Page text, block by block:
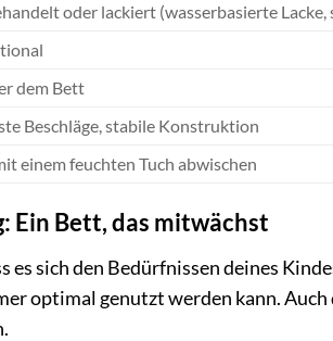
oder lackiert (wasserbasierte
dem Bett
Beschläge, stabile Konstruktion
einem feuchten Tuch abwischen
Ein Bett, das mitwächst
sich den Bedürfnissen deines
optimal genutzt werden kann.